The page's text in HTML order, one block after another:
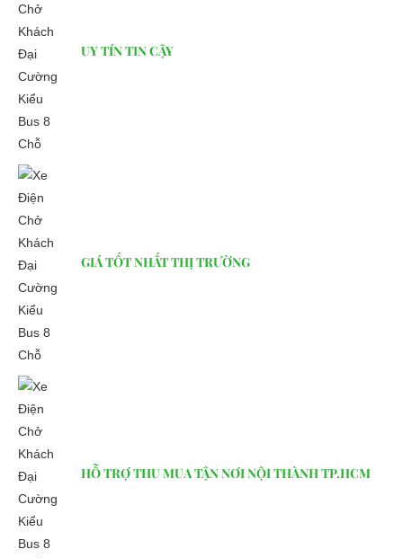
trong thiết kế nhưng vẫn tiện lợi. Vì phục vụ chủ yếu là chở
khách tham quan, nên không gian xe rất thoáng và rộng rãi,
hành khách có thể tận hưởng khung cảnh một cách gần gũi
nhất.
Ưu điểm nổi bật của xe điện chở
khách
30km/h
- Không có tiếng ồn, không khí thải
- Xe có cấu trúc đơn giản nên bền bỉ ít hỏng dễ sửa và chi
phí nạp điện cực ít (chỉ từ 150đ/1km)
như: Khu đô thị, nhà máy, resort, khách sạn, khu du lịch… Loại
Xediendulich.com
đa dạng, đáp ứng mọi nhu cầu của khách hàng.
LIÊN HỆ CÔNG TY:
Công ty TNHH TM DV XNK
Đại Cường
Địa chỉ: 49/9 Nhị Bình 16, Hóc Môn, TP.HCM
UY TÍN TIN CẬY
GIÁ TỐT NHẤT THỊ TRƯỜNG
HỖ TRỢ THU MUA TẬN NƠI NỘI THÀNH TP.HCM